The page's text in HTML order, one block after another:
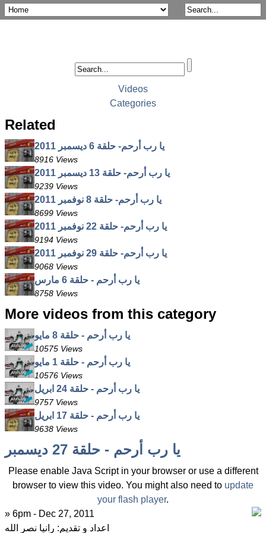
Videos
Categories
Related
يا رب أرحم- حلقة 6 ديسمبر 2011
8916 Views
يا رب أرحم- حلقة 13 ديسمبر 2011
9239 Views
يا رب أرحم- حلقة 8 نوفمبر 2011
8699 Views
يا رب أرحم- حلقة 22 نوفمبر 2011
9194 Views
يا رب أرحم- حلقة 29 نوفمبر 2011
9068 Views
يا رب أرحم - حلقة 6 مارس
8758 Views
More videos from this category
يا رب أرحم - حلقة 8 مايو
10575 Views
يا رب أرحم - حلقة 1 مايو
10576 Views
يا رب أرحم - حلقة 24 ابريل
9757 Views
يا رب أرحم - حلقة 17 ابريل
9638 Views
يا رب أرحم - حلقة 27 ديسمبر
Please enable Java Script in your browser or use a different
browser to view this video. You might also need to update
your flash player.
» 6pm - Dec 27, 2011
اعداد و تقديم: رانيا نصر الله